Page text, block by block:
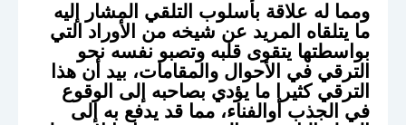
ومما له علاقة بأسلوب التلقي المشار إليه
ما يتلقاه المريد عن شيخه من الأوراد التي
بواسطتها يتقوى قلبه وتصبو نفسه نحو
الترقي في الأحوال والمقامات، بيد أن هذا
الترقي كثيرا ما يؤدي بصاحبه إلى الوقوع
في الجذب أوالفناء، مما قد يدفع به إلى